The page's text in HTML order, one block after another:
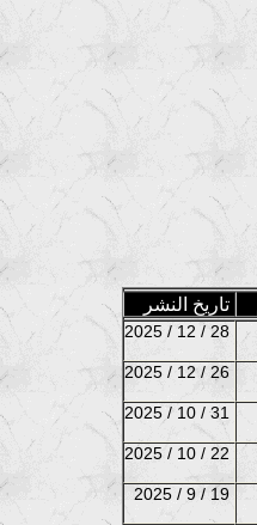
تاريخ النشر
2025 / 12 / 28
2025 / 12 / 26
2025 / 10 / 31
2025 / 10 / 22
2025 / 9 / 19